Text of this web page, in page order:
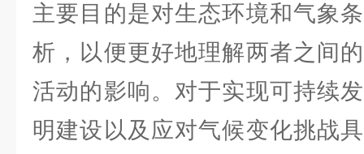
主要目的是对生态环境和气象
析，以便更好地理解两者之间
活动的影响。对于实现可持续
明建设以及应对气候变化挑战